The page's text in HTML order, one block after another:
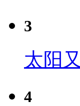
3
太阳
4